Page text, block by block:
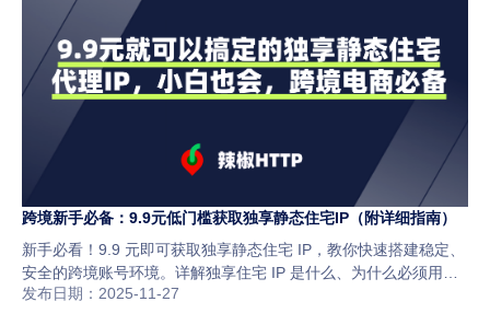
跨境新手必备：9.9元低门槛获取独享静态住宅IP（附详细指南）
新手必看！9.9 元即可获取独享静态住宅 IP，教你快速搭建稳定、
安全的跨境账号环境。详解独享住宅 IP 是什么、为什么必须用、
适合哪些场景以及 3 分钟配置教程，避免风控和账号关联风险。
发布日期：2025-11-27